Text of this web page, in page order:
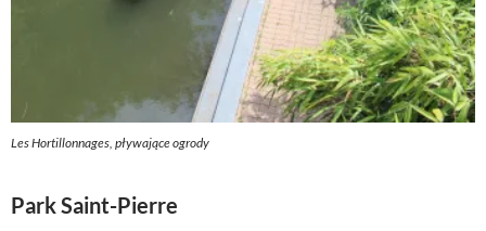
Les Hortillonnages, pływające ogrody
Park Saint-Pierre